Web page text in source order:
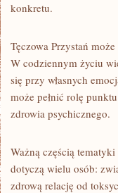
konkretu.
Tęczowa Przystań
W codziennym życiu
się przy własnych
może pełnić rolę
zdrowia psychicznego.
Ważną częścią
dotyczą wielu osób:
zdrową relację od